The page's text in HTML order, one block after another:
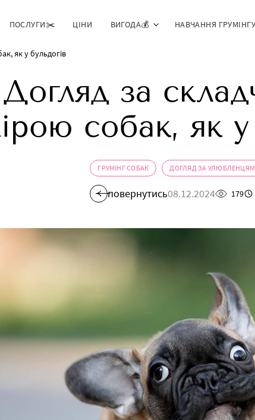
ПОСЛУГИ✂️ ЦІНИ ВИГОДА💰 НАВЧАННЯ ГРУМІНГУ
як у бульдогів
Догляд за
собак, як у
ГРУМІНГ СОБАК ДОГЛЯД ЗА
повернутись08.12.2024 179